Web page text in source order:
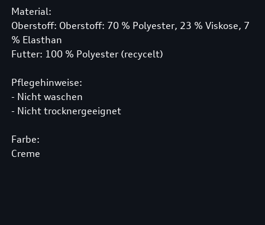
Material:
Oberstoff: Oberstoff: 70 % Polyester, 23 % Viskose, 7
% Elasthan
Futter: 100 % Polyester (recycelt)
Pflegehinweise:
- Nicht waschen
- Nicht trocknergeeignet
Farbe:
Creme